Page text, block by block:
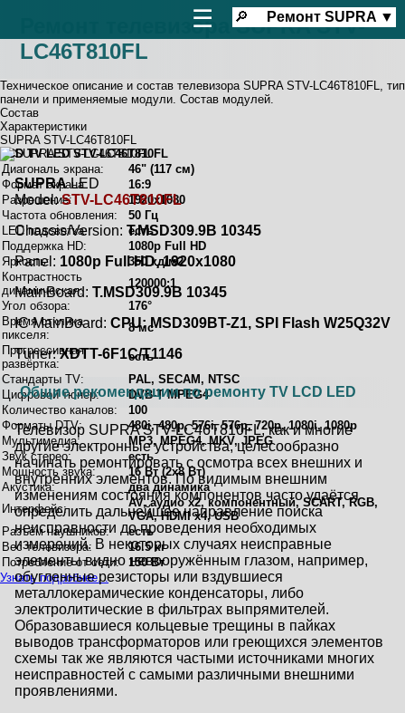
☰ 🔎 Ремонт SUPRA ▼
Ремонт телевизора SUPRA STV-
LC46T810FL
Техническое описание и состав телевизора SUPRA STV-LC46T810FL, тип
панели и применяемые модули. Состав модулей.
Состав
Характеристики
SUPRA STV-LC46T810FL
LCD TV LED STV-LC46T810FL
Диагональ экрана:
46" (117 см)
Формат экрана:
16:9
Разрешение:
1920x1080
Частота обновления:
50 Гц
LED подсветка:
есть
Поддержка HD:
1080p Full HD
Яркость:
350 кд/м2
Контрастность
динамическая:
120000:1
Угол обзора:
176°
Время отклика
пикселя:
8 мс
Прогрессивная
развёртка:
есть
Стандарты TV:
PAL, SECAM, NTSC
Цифровой тюнер:
DVB-T MPEG4
Количество каналов:
100
Форматы DTV:
480i, 480p, 576i, 576p, 720p, 1080i, 1080p
Мультимедиа:
MP3, MPEG4, MKV, JPEG
Звук стерео:
есть
Мощность звука:
16 Вт (2х8 Вт)
Акустика:
два динамика
Интерфейс:
AV, аудио x2, компонентный, SCART, RGB,
VGA, HDMI x4, USB
Разъём наушников:
есть
Вес телевизора:
16.5 кг
Потребление от сети:
150 Вт
Узнать подробнее...
SUPRALED
Model:STV-LC46T810FL
Chassis/Version: T.MSD309.9B 10345
Panel: 1080p Full HD, 1920x1080
MainBoard: T.MSD309.9B 10345
IC MainBoard: CPU: MSD309BT-Z1, SPI Flash W25Q32V
Тuner:XDTT-6F1C/T1146
Общие рекомендации по ремонту TV LCD LED
Телевизор SUPRA STV-LC46T810FL, как и многие
другие электронные устройства, целесообразно
начинать ремонтировать с осмотра всех внешних и
внутренних элементов. По видимым внешним
изменениям состояния компонентов часто удаётся
определить дальнейшее направление поиска
неисправности до проведения необходимых
измерений. В некоторых случаях неисправные
элементы видно невооружённым глазом, например,
обугленные резисторы или вздувшиеся
металлокерамические конденсаторы, либо
электролитические в фильтрах выпрямителей.
Образовавшиеся кольцевые трещины в пайках
выводов трансформаторов или греющихся элементов
схемы так же являются частыми источниками многих
неисправностей с самыми различными внешними
проявлениями.